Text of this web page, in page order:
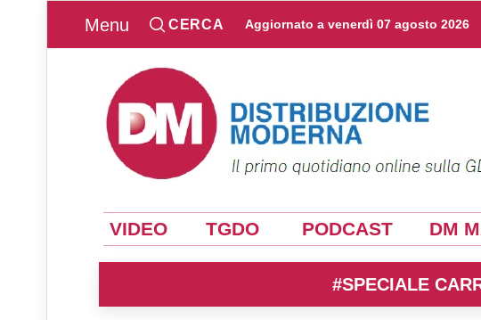
Menu CERCA Aggiornato a venerdì 07 agosto 2026
VIDEO TGDO PODCAST DM
#SPECIALE